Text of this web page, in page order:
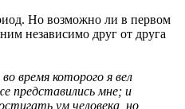
Но возможно ли в первом
независимо друг от друга
время которого я вел
представились мне; и
ум человека, но